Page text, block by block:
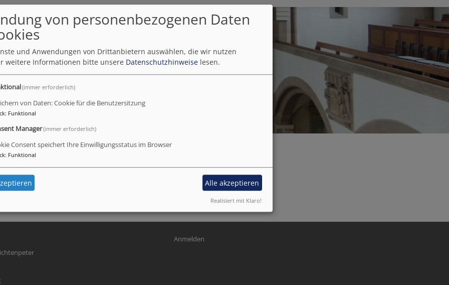
Benutzermenü
Anmelden
von personenbezogenen Daten
und Anwendungen von Drittanbietern auswählen, die wir nutzen
weitere Informationen bitte unsere Datenschutzhinweise lesen.
(immer erforderlich)
von Daten: Cookie für die Benutzersitzung
: Funktional
Manager(immer erforderlich)
Consent speichert Ihre Einwilligungsstatus im Browser
: Funktional
Alle akzeptieren
Realisiert mit Klaro!